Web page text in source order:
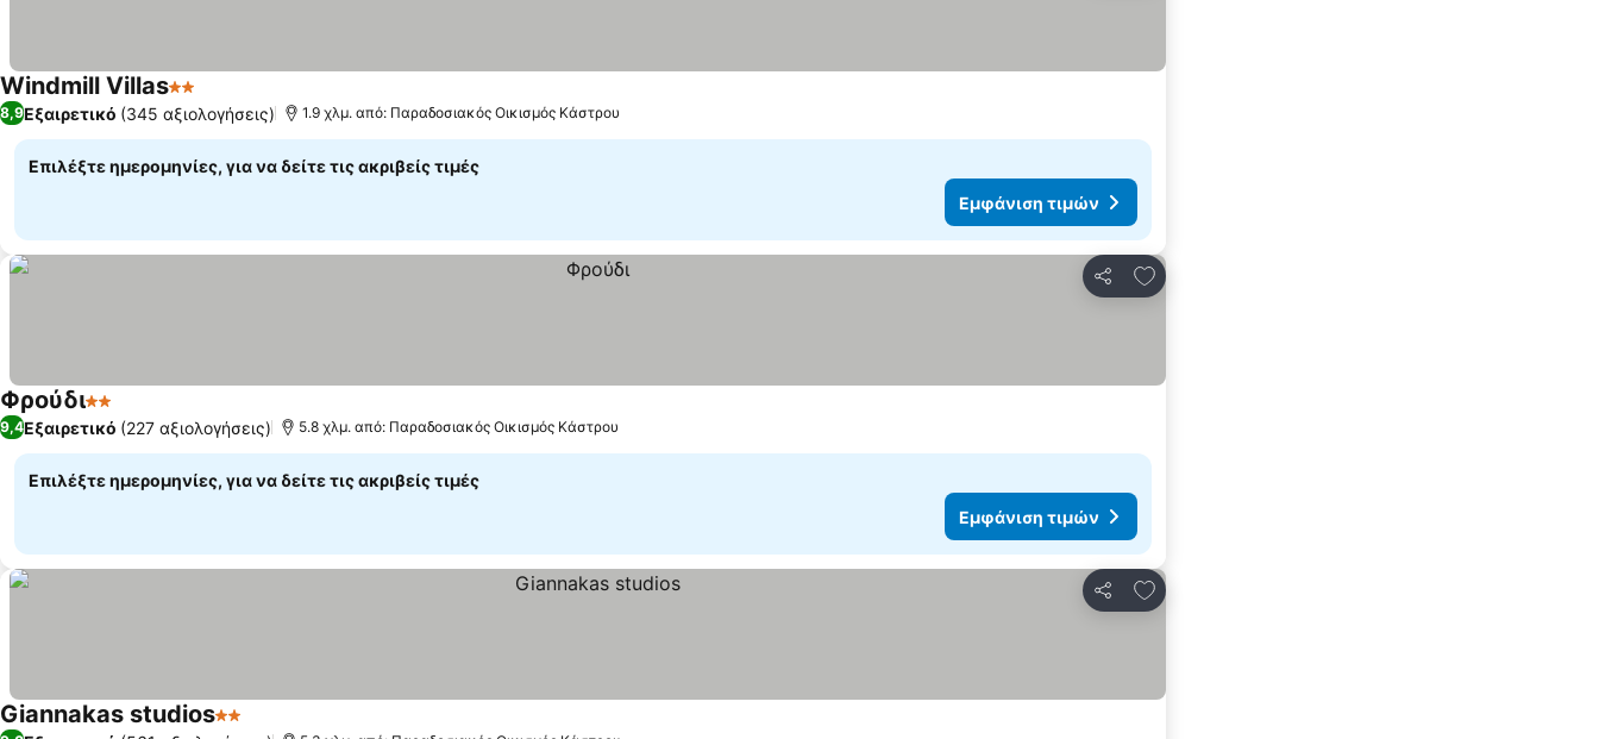
Windmill Villas2 Αστέρια
8,9Εξαιρετικό (345 αξιολογήσεις) 1.9 χλμ. από: Παραδοσιακός Οικισμός Κάστρου
Επιλέξτε ημερομηνίες, για να δείτε τις ακριβείς τιμές
Εμφάνιση τιμών
Κοινοποίηση
Προσθήκη στα αγαπημένα
Φρούδι2 Αστέρια
9,4Εξαιρετικό (227 αξιολογήσεις) 5.8 χλμ. από: Παραδοσιακός Οικισμός Κάστρου
Επιλέξτε ημερομηνίες, για να δείτε τις ακριβείς τιμές
Εμφάνιση τιμών
Κοινοποίηση
Προσθήκη στα αγαπημένα
Giannakas studios2 Αστέρια